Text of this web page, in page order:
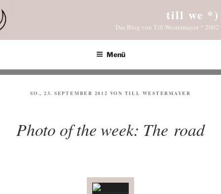
Inhalt
springen
till we *)
Das Blog von Till Westermayer * 2002
Menü
VERÖFFENTLICHT
SO., 23. SEPTEMBER 2012 VON TILL WESTERMAYER
Photo of the week: The road